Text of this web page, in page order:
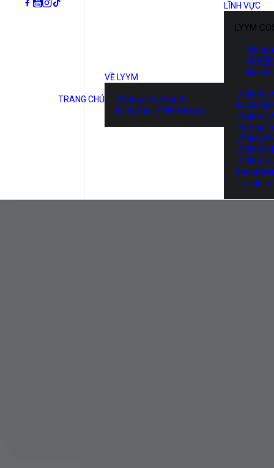
TRANG CHỦ
VỀ LYYM
Thông tin công ty
Lý tưởng LYYM Beauty
LĨNH VỰC
LYYM
Sản
優美
Beni
LYYM
LYYM
Hợp tác
LYYM
LYYM
LYYM
Tư vấn